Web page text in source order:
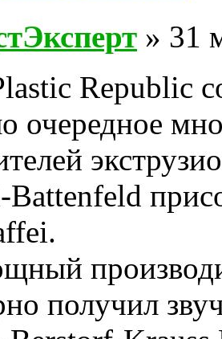
» 31
Republic
очередное
получил